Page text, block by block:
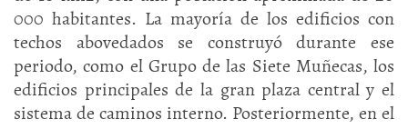
000 habitantes. La mayoría de los edificios con
techos abovedados se construyó durante ese
periodo, como el Grupo de las Siete Muñecas, los
edificios principales de la gran plaza central y el
sistema de caminos interno. Posteriormente, en el